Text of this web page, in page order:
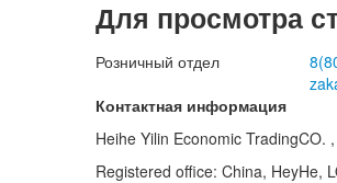
Для просмотра
Розничный отдел
Контактная информация
Heihe Yilin Economic TradingCO.
Registered office: China, HeyHe,